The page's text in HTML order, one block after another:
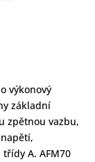
výkonový
základní
zpětnou vazbu,
A. AFM70